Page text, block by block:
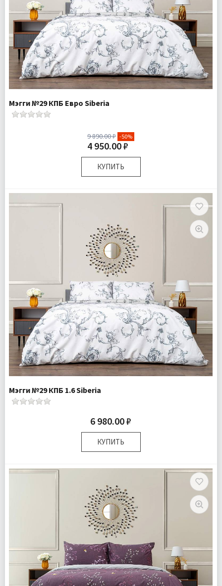
Мэгги №29 КПБ Евро Siberia
9 890.00 ₽ -50%
4 950.00 ₽
КУПИТЬ
Пододеяльник 1 шт Простыня 1 шт
Наволочки 2 шт
Ранфорс
Подробнее
Мэгги №29 КПБ 1.6 Siberia
6 980.00 ₽
КУПИТЬ
Комплектация:
Пододеяльник 1 шт Простыня 1 шт
Наволочка 1 шт
Ранфорс
Бесплатно